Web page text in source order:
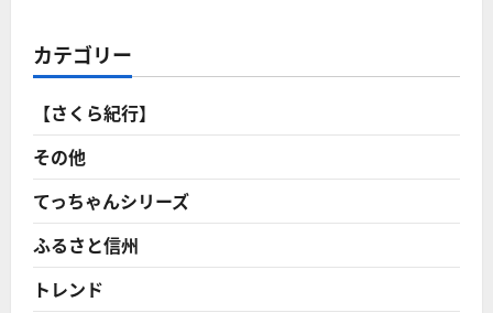
の
「葉
ぱ
ビ
ジ
の
取
り
組
み！
現
在
カテゴリー
【さくら紀行】
その他
てっちゃんシリーズ
ふるさと信州
トレンド